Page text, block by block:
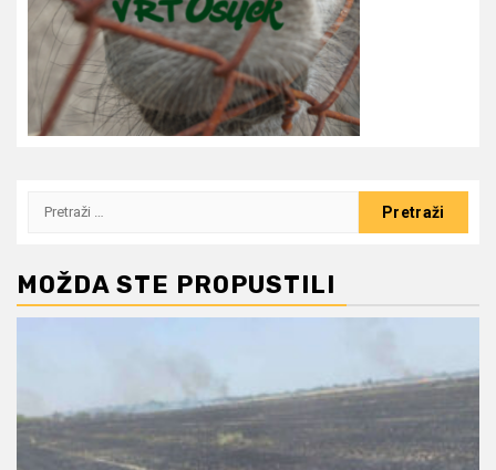
Pretraži:
MOŽDA STE PROPUSTILI